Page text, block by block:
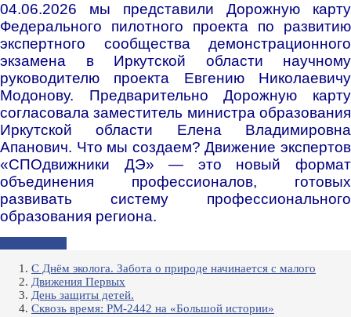
04.06.2026 мы представили Дорожную карту
Федерального пилотного проекта по развитию
экспертного сообщества демонстрационного
экзамена в Иркутской области научному
руководителю проекта Евгению Николаевичу
Модонову. Предварительно Дорожную карту
согласовала заместитель министра образования
Иркутской области Елена Владимировна
Апанович. Что мы создаем? Движение экспертов
«СПОдвижники ДЭ» — это новый формат
объединения профессионалов, готовых
развивать систему профессионального
образования региона.
С Днём эколога. Забота о природе начинается с малого
Движения Первых
День защиты детей.
Сквозь время: РМ-2442 на «Большой истории»